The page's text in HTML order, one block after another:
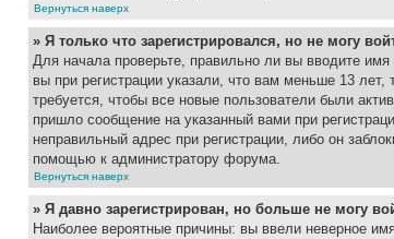
Вернуться наверх
» Я только что зарегистрировался, но не могу
Для начала проверьте, правильно ли вы вводите
вы при регистрации указали, что вам меньше 13
требуется, чтобы все новые пользователи были
пришло сообщение на указанный вами при
неправильный адрес при регистрации, либо он
помощью к администратору форума.
Вернуться наверх
» Я давно зарегистрирован, но больше не могу
Наиболее вероятные причины: вы ввели неверное